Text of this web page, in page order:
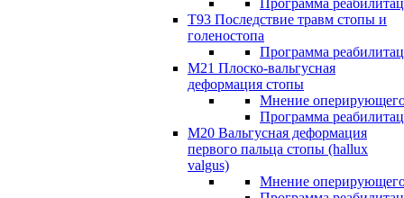
Программа
Т93 Последствие травм стопы и
голеностопа
Программа
М21 Плоско-вальгусная
деформация стопы
Мнение
Программа
М20 Вальгусная деформация
первого пальца стопы (hallux
valgus)
Мнение